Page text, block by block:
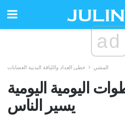
ad
المشي خطى العداد واللياقة البدنية العصابات
اليومية اليومية
يسير الناس